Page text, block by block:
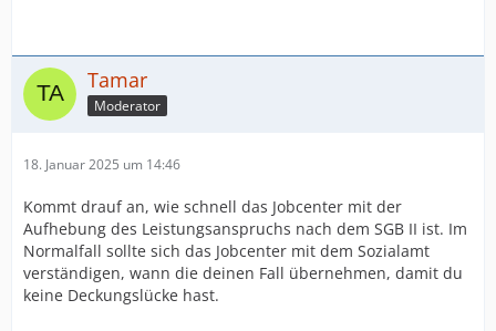
Tamar
Moderator
18. Januar 2025 um 14:46
Kommt drauf an, wie schnell das Jobcenter mit der
Aufhebung des Leistungsanspruchs nach dem SGB II ist. Im
Normalfall sollte sich das Jobcenter mit dem Sozialamt
verständigen, wann die deinen Fall übernehmen, damit du
keine Deckungslücke hast.